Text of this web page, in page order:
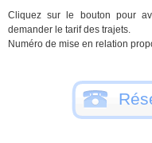
Cliquez sur le bouton pour
demander le tarif des trajets.
Numéro de mise en relation